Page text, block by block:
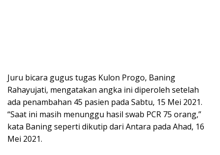
Juru bicara gugus tugas Kulon Progo, Baning
Rahayujati, mengatakan angka ini diperoleh setelah
ada penambahan 45 pasien pada Sabtu, 15 Mei 2021.
“Saat ini masih menunggu hasil swab PCR 75 orang,”
kata Baning seperti dikutip dari Antara pada Ahad, 16
Mei 2021.